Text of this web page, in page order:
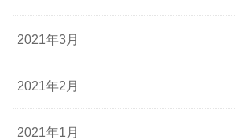
2021年3月
2021年2月
2021年1月